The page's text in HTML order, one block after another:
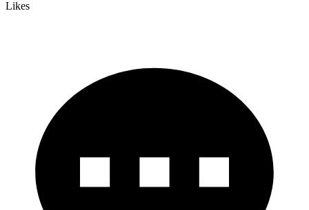
Likes